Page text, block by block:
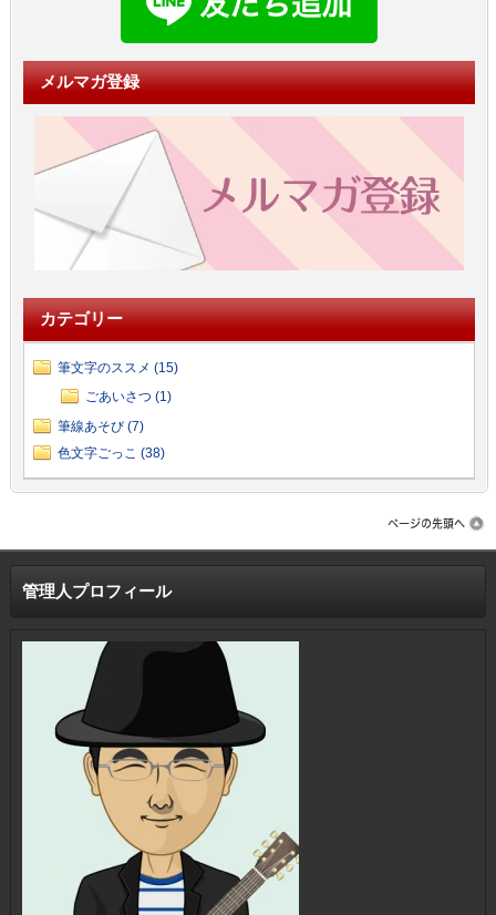
メルマガ登録
カテゴリー
筆文字のススメ (15)
ごあいさつ (1)
筆線あそび (7)
色文字ごっこ (38)
管理人プロフィール